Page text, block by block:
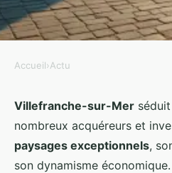
Top 10 des
incontournables
sur-mer
Accueil›Actu
Villefranche-sur-Mer
nombreux acquéreurs et
paysages exceptionnels,
son dynamisme